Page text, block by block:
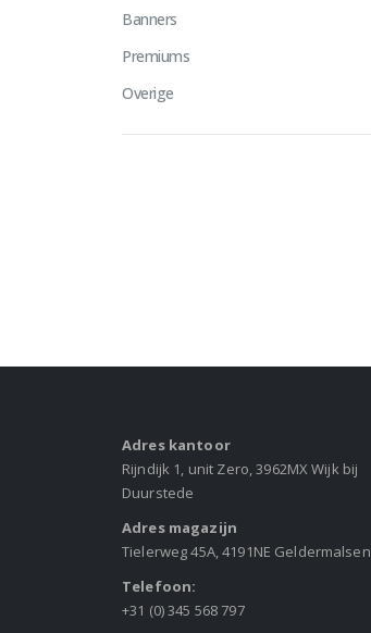
Banners
Premiums
Overige
Adres kantoor
Rijndijk 1, unit Zero, 3962MX Wijk bij
Duurstede
Adres magazijn
Tielerweg 45A, 4191NE Geldermalsen
Telefoon:
+31 (0) 345 568 797